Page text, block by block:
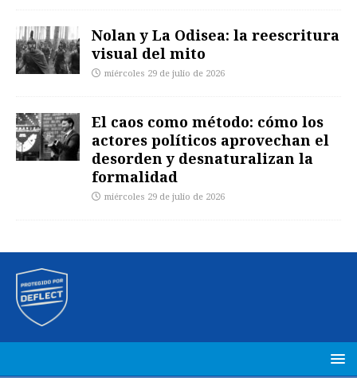
Nolan y La Odisea: la reescritura
visual del mito
miércoles 29 de julio de 2026
El caos como método: cómo los
actores políticos aprovechan el
desorden y desnaturalizan la
formalidad
miércoles 29 de julio de 2026